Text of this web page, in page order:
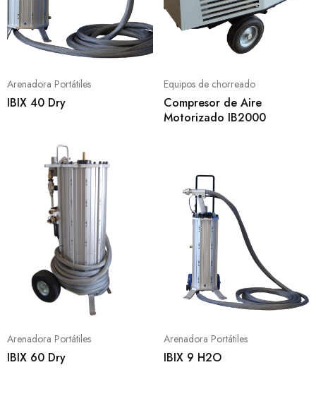
Arenadora Portátiles
IBIX 40 Dry
Equipos de chorreado
Compresor de Aire
Motorizado IB2000
Arenadora Portátiles
IBIX 60 Dry
Arenadora Portátiles
IBIX 9 H2O